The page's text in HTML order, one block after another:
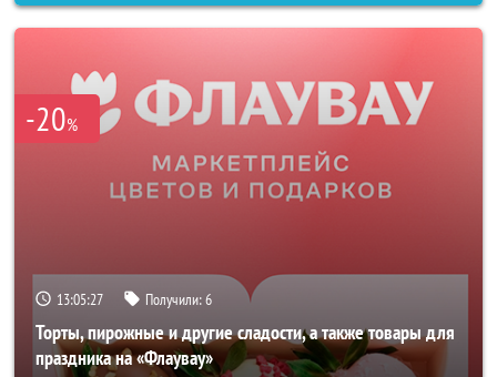
-20%
13:05:25 Получили:6
Торты, пирожные и другие сладости, а также товары для
праздника на «Флаувау»